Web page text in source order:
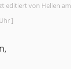
editiert von Hellen am
]